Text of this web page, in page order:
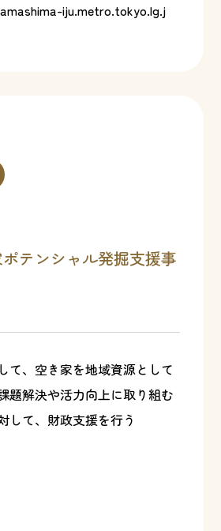
iju.metro.tokyo.lg.j
テンシャル発掘支援事
て、空き家を地域資源として
題解決や活力向上に取り組む
して、財政支援を行う